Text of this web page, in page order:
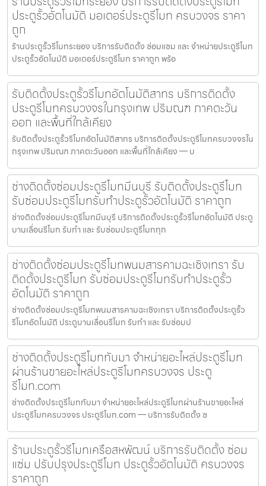
ประตูรั้วอัตโนมัติ มอเตอร์ประตูรีโมท ครบวงจร ราคา
ถูก
ร้านประตูรั้วรีโมทระยอง บริการรับติดตั้ง ซ่อมแซม และ จำหน่ายประตูรีโมท
ประตูรั้วอัตโนมัติ มอเตอร์ประตูรีโมท ราคาถูก พร้อ
รับติดตั้งประตูรั้วรีโมทอัตโนมัติสาทร บริการติดตั้ง
ประตูรีโมทครบวงจรในกรุงเทพ ปริมณฑ ภาคตะวัน
ออก และพื้นที่ใกล้เคียง
รับติดตั้งประตูรั้วรีโมทอัตโนมัติสาทร บริการติดตั้งประตูรีโมทครบวงจรใน
กรุงเทพ ปริมณฑ ภาคตะวันออก และพื้นที่ใกล้เคียง — บ
ช่างติดตั้งซ่อมประตูรีโมทมีนบุรี รับติดตั้งประตูรีโมท
รับซ่อมประตูรีโมทรับทำประตูรั้วอัตโนมัติ ราคาถูก
ช่างติดตั้งซ่อมประตูรีโมทมีนบุรี บริการติดตั้งประตูรั้วรีโมทอัตโนมัติ ประตู
บานเลื่อนรีโมท รับทำ และ รับซ่อมประตูรีโมททุก
ช่างติดตั้งซ่อมประตูรีโมทพนมสารคามฉะเชิงเทรา รับ
ติดตั้งประตูรีโมท รับซ่อมประตูรีโมทรับทำประตูรั้ว
อัตโนมัติ ราคาถูก
ช่างติดตั้งซ่อมประตูรีโมทพนมสารคามฉะเชิงเทรา บริการติดตั้งประตูรั้ว
รีโมทอัตโนมัติ ประตูบานเลื่อนรีโมท รับทำ และ รับซ่อมป
ช่างติดตั้งประตูรีโมททับมา จำหน่ายอะไหล่ประตูรีโมท
ผ่านร้านขายอะไหล่ประตูรีโมทครบวงจร ประตู
รีโมท.com
ช่างติดตั้งประตูรีโมททับมา จำหน่ายอะไหล่ประตูรีโมทผ่านร้านขายอะไหล่
ประตูรีโมทครบวงจร ประตูรีโมท.com — บริการรับติดตั้ง ซ
ร้านประตูรั้วรีโมทเครือสหพัฒน์ บริการรับติดตั้ง ซ่อม
แซ่ม ปรับปรุงประตูรีโมท ประตูรั้วอัตโนมัติ ครบวงจร
ราคาถูก